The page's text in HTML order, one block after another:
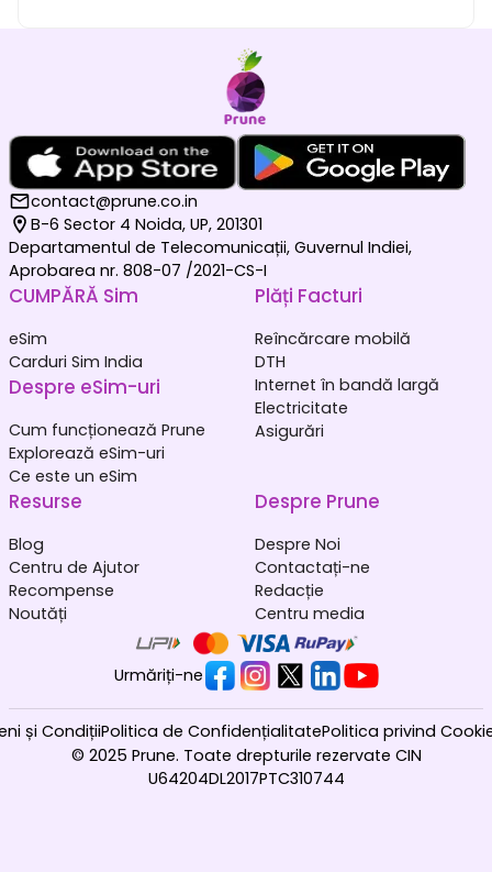
contact@prune.co.in
B-6 Sector 4 Noida, UP, 201301
Departamentul de Telecomunicații, Guvernul Indiei,
Aprobarea nr. 808-07 /2021-CS-I
CUMPĂRĂ Sim
eSim
Carduri Sim India
Despre eSim-uri
Cum funcționează Prune
Explorează eSim-uri
Ce este un eSim
Plăți Facturi
Reîncărcare mobilă
DTH
Internet în bandă largă
Electricitate
Asigurări
Resurse
Blog
Centru de Ajutor
Recompense
Noutăți
Despre Prune
Despre Noi
Contactați-ne
Redacție
Centru media
Urmăriți-ne
© 2025 Prune. Toate drepturile rezervate CIN
U64204DL2017PTC310744
și CondițiiPolitica de ConfidențialitatePolitica privind